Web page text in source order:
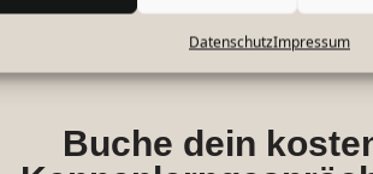
DatenschutzImpressum
Buche dein